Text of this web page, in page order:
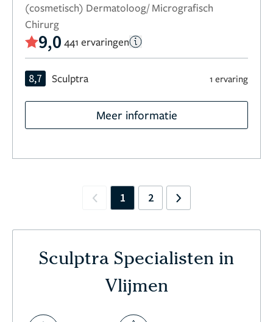
(cosmetisch) Dermatoloog/ Micrografisch
Chirurg
9,0 441 ervaringen
8,7 Sculptra 1 ervaring
Meer informatie
Previous
1 2 Next
Sculptra Specialisten in
Vlijmen